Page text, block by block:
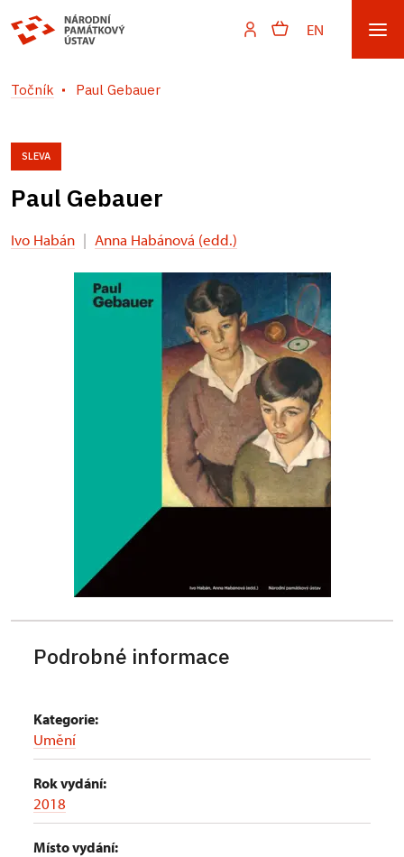
EN
Točník Paul Gebauer
SLEVA
Paul Gebauer
Ivo Habán | Anna Habánová (edd.)
Podrobné informace
Kategorie:
Umění
Rok vydání:
2018
Místo vydání: